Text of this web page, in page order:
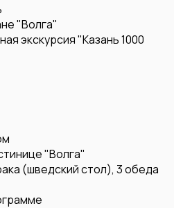
"Волга"
экскурсия "Казань 1000
"Волга"
(шведский стол), 3 обеда